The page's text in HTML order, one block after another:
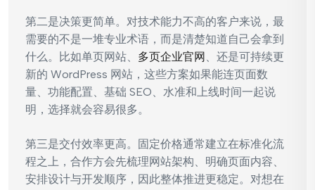
第二是决策更简单。对技术能力不高的客户来说，最
需要的不是一堆专业术语，而是清楚知道自己会拿到
什么。比如单页网站、 多页企业官网、还是可持续更
新的 WordPress 网站，这些方案如果能连页面数
量、功能配置、基础 SEO、水准和上线时间一起说
明，选择就会容易很多。
第三是交付效率更高。固定价格通常建立在标准化流
程之上，合作方会先梳理网站架构、明确页面内容、
安排设计与开发顺序，因此整体推进更稳定。对想在